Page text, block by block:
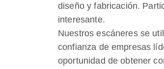
diseño y fabricación.
interesante.
Nuestros escáneres se
confianza de empresas
oportunidad de obtener